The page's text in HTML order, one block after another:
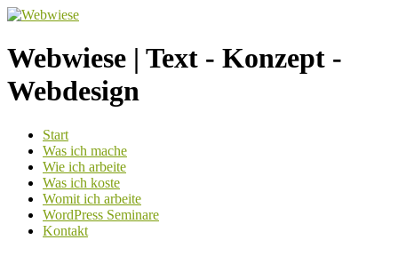
Webwiese | Text - Konzept -
Webdesign
Weiter
zum
Inhalt
Start
Was ich mache
Wie ich arbeite
Was ich koste
Womit ich arbeite
WordPress Seminare
Kontakt